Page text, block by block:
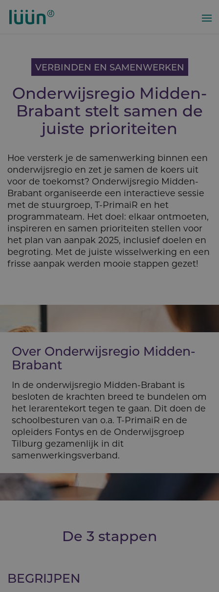
VERBINDEN EN SAMENWERKEN
Onderwijs­regio Midden-
Brabant stelt samen de
juiste prioriteiten
Hoe versterk je de samenwerking binnen een
onderwijsregio en zet je samen de koers uit
voor de toekomst? Onderwijsregio Midden-
Brabant organiseerde een interactieve sessie
met de stuurgroep, T-PrimaiR en het
programmateam. Het doel: elkaar ontmoeten,
inspireren en samen prioriteiten stellen voor
het plan van aanpak 2025, inclusief doelen en
begroting. Met de juiste wisselwerking en een
frisse aanpak werden mooie stappen gezet!
Over Onderwijs­regio Midden-
Brabant
In de onderwijsregio Midden-Brabant is
besloten de krachten breed te bundelen om
het lerarentekort tegen te gaan. Dit doen de
schoolbesturen van o.a. T-PrimaiR en de
opleiders Fontys en de Onderwijsgroep
Tilburg gezamenlijk in dit
samenwerkingsverband.
De 3 stappen
BEGRIJPEN